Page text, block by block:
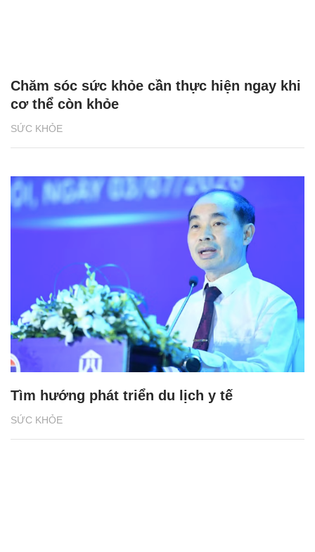
SỨC KHỎE
Chăm sóc sức khỏe cần thực hiện ngay khi
cơ thể còn khỏe
SỨC KHỎE
Tìm hướng phát triển du lịch y tế